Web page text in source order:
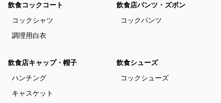
飲食コックコート
コックシャツ
調理用白衣
飲食店パンツ・ズボン
コックパンツ
飲食店キャップ・帽子
ハンチング
キャスケット
飲食シューズ
コックシューズ